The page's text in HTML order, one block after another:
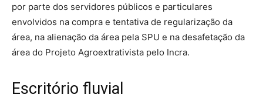
por parte dos servidores públicos e particulares
envolvidos na compra e tentativa de regularização da
área, na alienação da área pela SPU e na desafetação da
área do Projeto Agroextrativista pelo Incra.
Escritório fluvial